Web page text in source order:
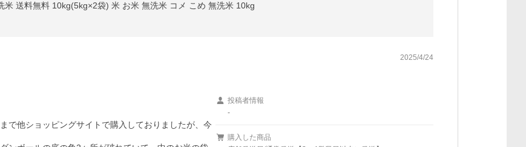
米 送料無料 10kg(5kg×2袋) 米 お米 無洗米 コメ こめ 無洗米 10kg
2025/4/24
で他ショッピングサイトで購入しておりましたが、今
投稿者情報
-
購入した商品